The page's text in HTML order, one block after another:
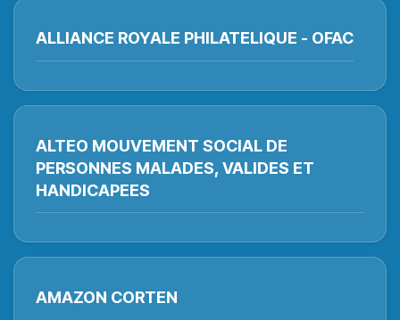
ALLIANCE ROYALE PHILATELIQUE - OFAC
ALTEO MOUVEMENT SOCIAL DE
PERSONNES MALADES, VALIDES ET
HANDICAPEES
AMAZON CORTEN